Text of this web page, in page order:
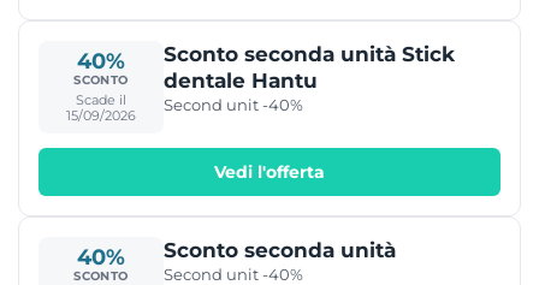
40%
SCONTO
Scade il
15/09/2026
Sconto seconda unità Stick
dentale Hantu
Second unit -40%
Vedi l'offerta
40%
SCONTO
Sconto seconda unità
Second unit -40%